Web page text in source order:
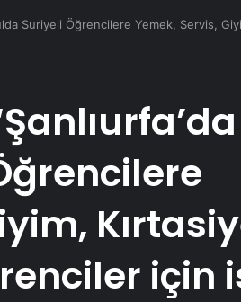
Suriyeli Öğrencilere Yemek, Servis,
için